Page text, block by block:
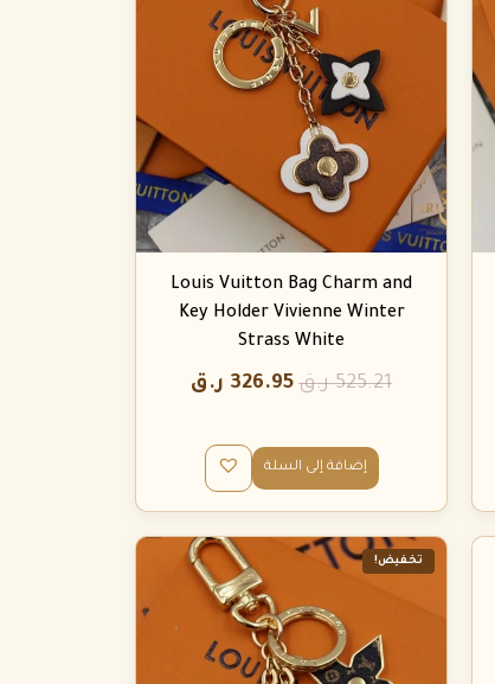
Louis Vuitton Bag Charm and
Key Holder Vivienne Winter
Strass White
525.21 ر.ق 326.95 ر.ق
إضافة إلى السلة
تخفيض!